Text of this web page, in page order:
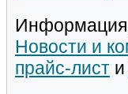
Новости и
прайс-лист и